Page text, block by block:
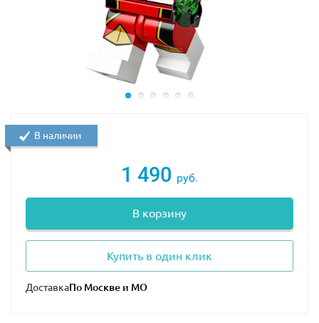
1 490 руб.
В корзину
Купить в один клик
Доставка
В наличии